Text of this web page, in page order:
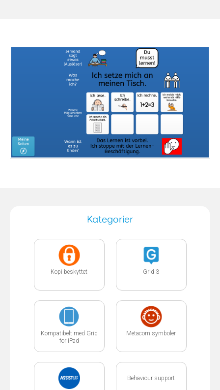
Kategorier
Kopi beskyttet Grid 3
Kompatibelt med Grid
for iPad
Metacom symboler
Behaviour support